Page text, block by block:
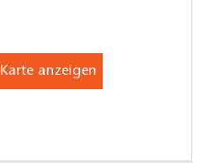
Karte anzeigen